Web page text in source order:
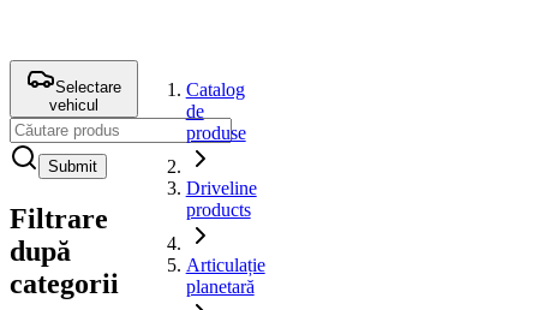
Selectare
vehicul
Submit
Filtrare
după
categorii
Catalog
de
produse
Driveline
products
Articulație
planetară